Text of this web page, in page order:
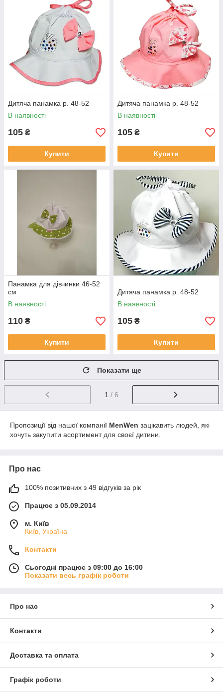
Дитяча панамка р. 48-52
В наявності
105 ₴
Купити
Дитяча панамка р. 48-52
В наявності
105 ₴
Купити
Панамка для дівчинки 46-52
см
В наявності
110 ₴
Купити
Дитяча панамка р. 48-52
В наявності
105 ₴
Купити
Показати ще
1 / 6
Пропозиції від нашої компанії MenWen зацікавить людей, які
хочуть закупити асортимент для своєї дитини.
Про нас
100% позитивних з 49 відгуків за рік
Працює з 05.09.2014
м. Київ
Київ, Україна
Контакти
Сьогодні працює з 09:00 до 16:00
Показати весь графік роботи
Про нас
Контакти
Доставка та оплата
Графік роботи